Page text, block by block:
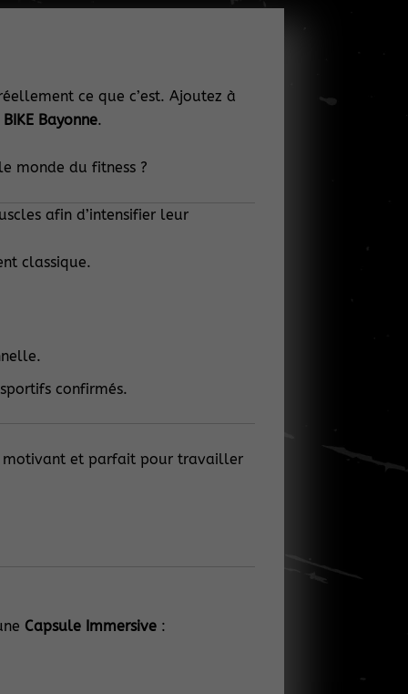
ce que c’est. Ajoutez à
BIKE Bayonne.
monde du fitness ?
afin d’intensifier leur
classique.
confirmés.
motivant et parfait pour travailler
Capsule Immersive: